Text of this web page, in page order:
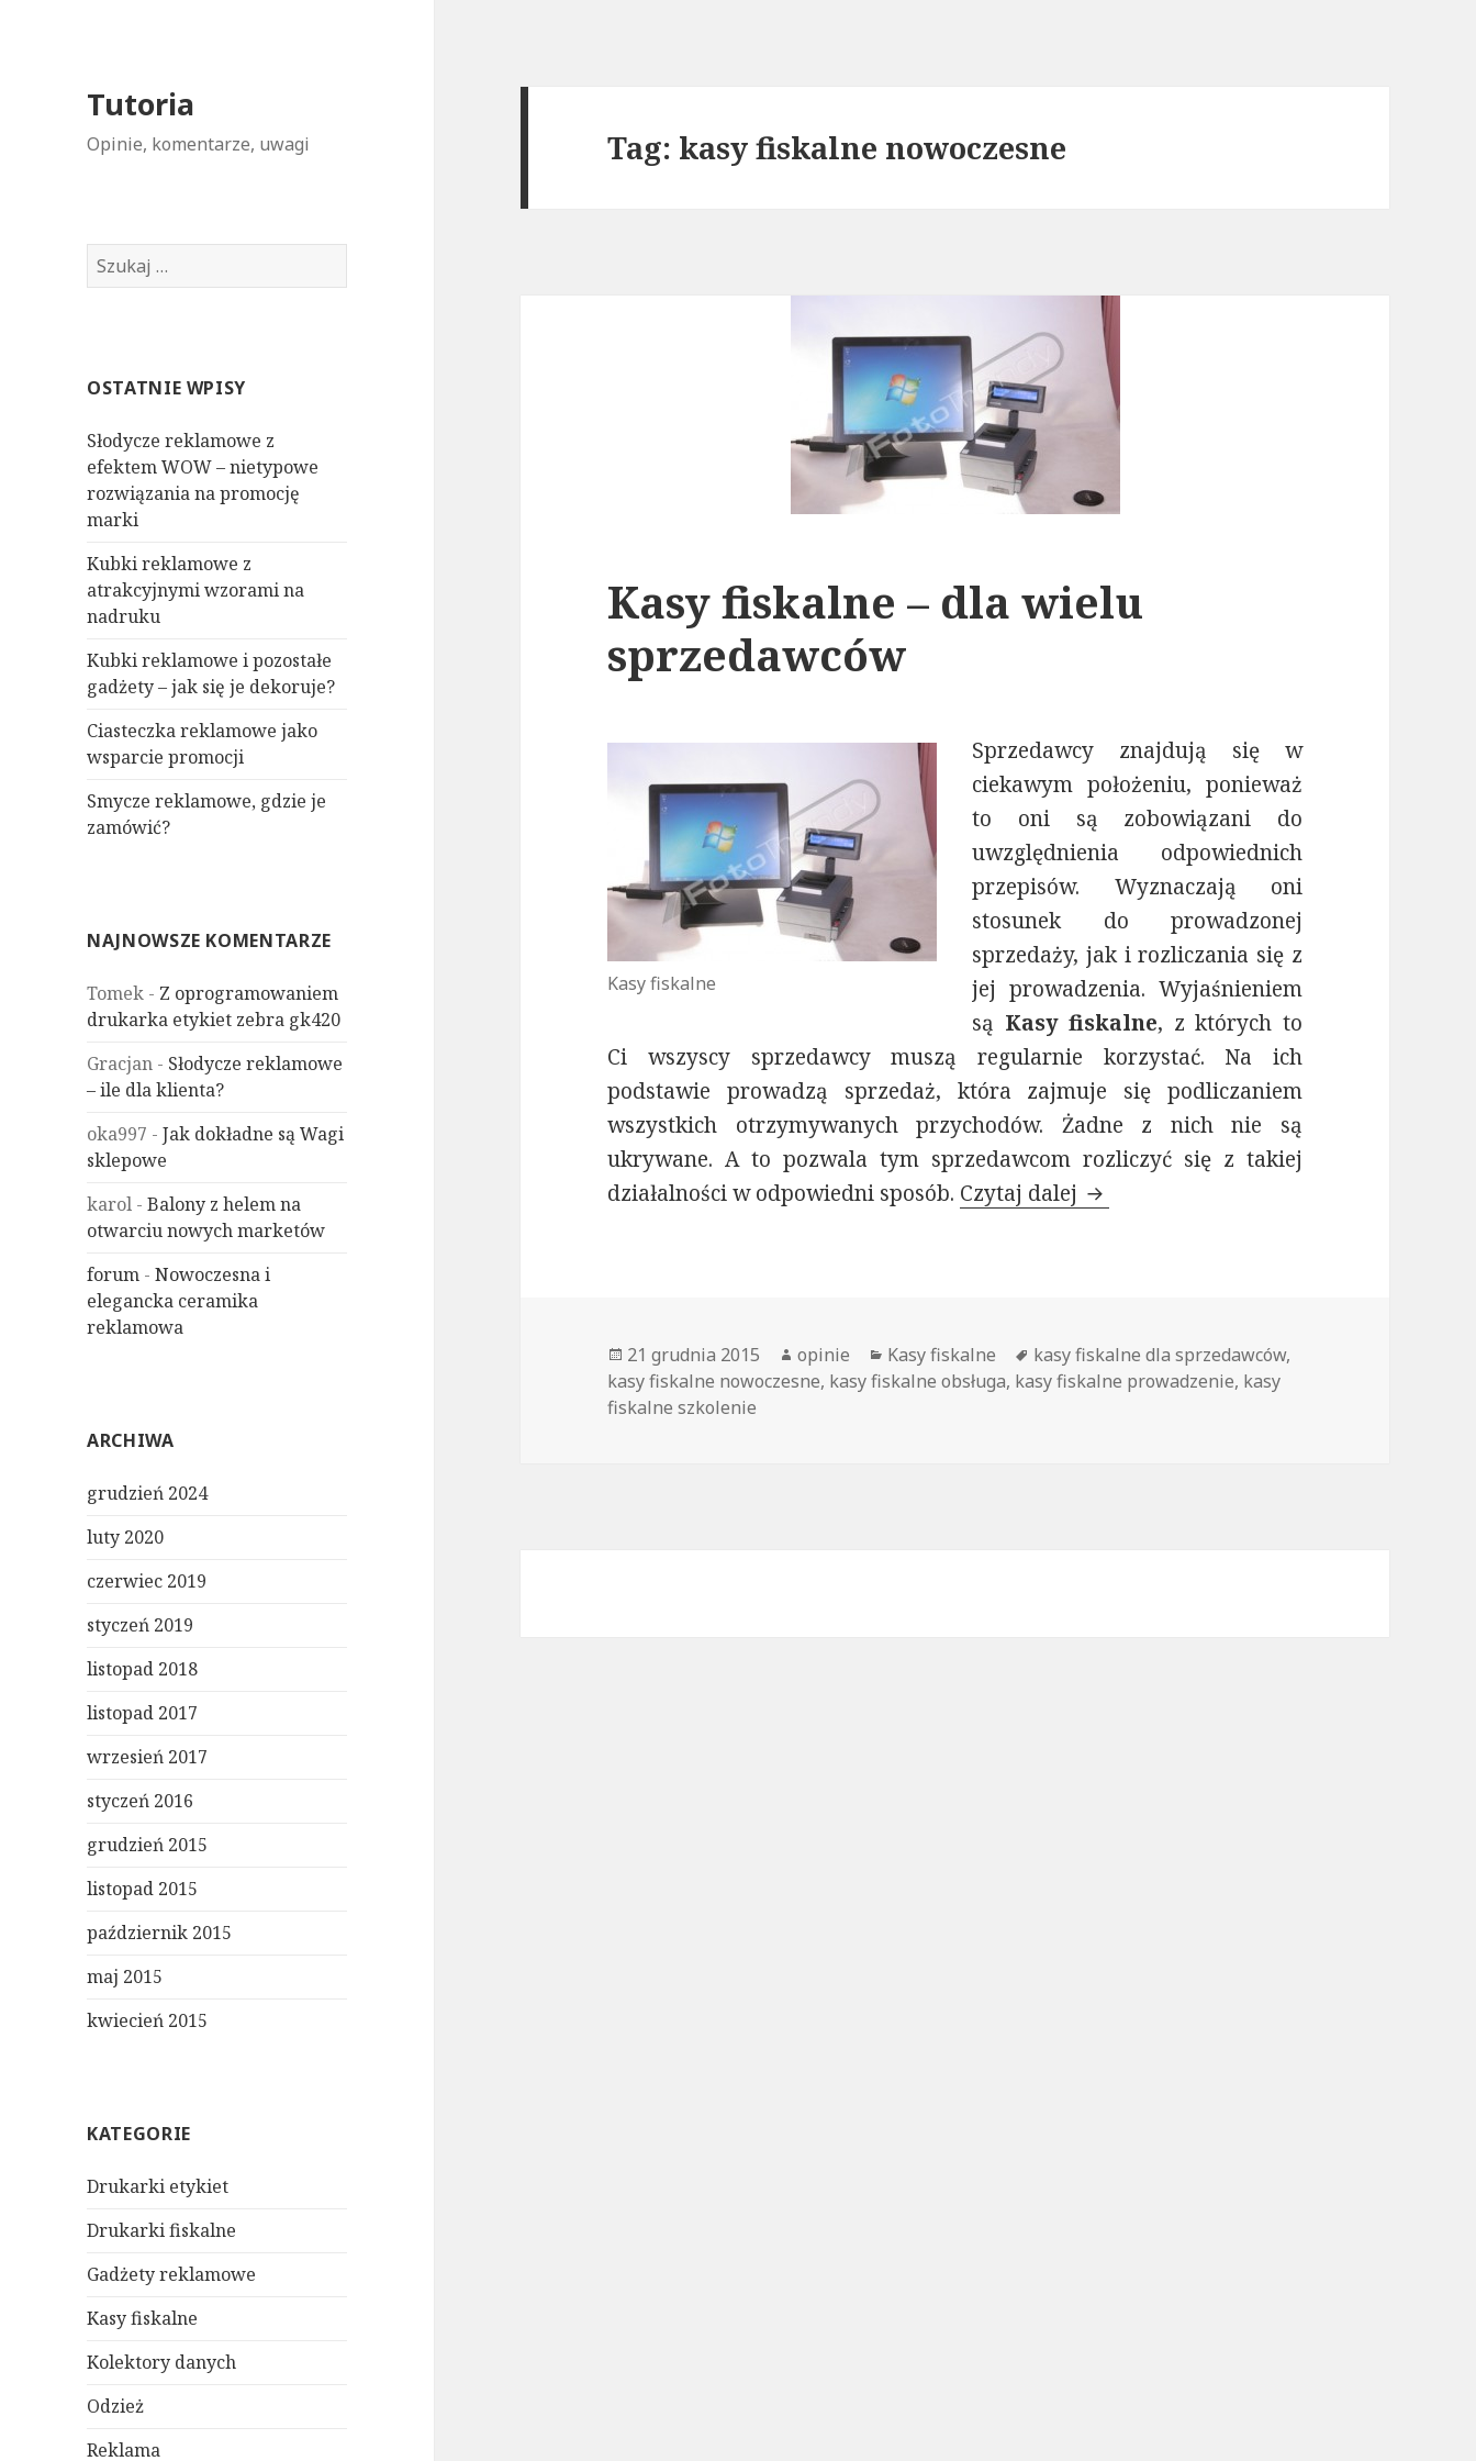
Tutoria
Opinie, komentarze, uwagi
S
z
j
OSTATNIE WPISY
Słodycze reklamowe z
efektem WOW – nietypowe
rozwiązania na promocję
marki
Kubki reklamowe z
atrakcyjnymi wzorami na
nadruku
Kubki reklamowe i pozostałe
gadżety – jak się je dekoruje?
Ciasteczka reklamowe jako
wsparcie promocji
Smycze reklamowe, gdzie je
zamówić?
NAJNOWSZE KOMENTARZE
Tomek - Z oprogramowaniem
drukarka etykiet zebra gk420
Gracjan - Słodycze reklamowe
– ile dla klienta?
oka997 -Jak dokładne są Wagi
sklepowe
karol -Balony z helem na
otwarciu nowych marketów
forum -Nowoczesna i
elegancka ceramika
reklamowa
ARCHIWA
grudzień 2024
luty 2020
czerwiec 2019
styczeń 2019
listopad 2018
listopad 2017
wrzesień 2017
styczeń 2016
grudzień 2015
listopad 2015
październik 2015
maj 2015
kwiecień 2015
KATEGORIE
Drukarki etykiet
Drukarki fiskalne
Gadżety reklamowe
Kasy fiskalne
Kolektory danych
Odzież
Reklama
Tag: kasy fiskalne nowoczesne
Kasy fiskalne – dla wielu
sprzedawców
Kasy fiskalne
Sprzedawcy znajdują się w
ciekawym położeniu, ponieważ
to oni są zobowiązani do
uwzględnienia odpowiednich
przepisów. Wyznaczają oni
stosunek do prowadzonej
sprzedaży, jak i rozliczania się z
jej prowadzenia. Wyjaśnieniem
są Kasy fiskalne, z których to
Ci wszyscy sprzedawcy muszą regularnie korzystać. Na ich
podstawie prowadzą sprzedaż, która zajmuje się podliczaniem
wszystkich otrzymywanych przychodów. Żadne z nich nie są
ukrywane. A to pozwala tym sprzedawcom rozliczyć się z takiej
działalności w odpowiedni sposób. Czytaj dalej Kasy fiskalne – dla wielu sprzedawców
Opublikowano
21 grudnia 2015 Autor
opinie Kategorie
Kasy fiskalne Tagi
kasy fiskalne dla sprzedawców,
kasy fiskalne nowoczesne, kasy fiskalne obsługa, kasy fiskalne prowadzenie, kasy
fiskalne szkolenie